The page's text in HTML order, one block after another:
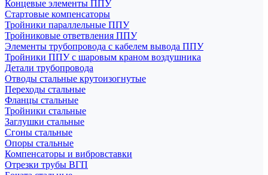
Концевые элементы ППУ
Стартовые компенсаторы
Тройники параллельные ППУ
Тройниковые ответвления ППУ
Элементы трубопровода с кабелем вывода ППУ
Тройники ППУ с шаровым краном воздушника
Детали трубопровода
Отводы стальные крутоизогнутые
Переходы стальные
Фланцы стальные
Тройники стальные
Заглушки стальные
Сгоны стальные
Опоры стальные
Компенсаторы и вибровставки
Отрезки трубы ВГП